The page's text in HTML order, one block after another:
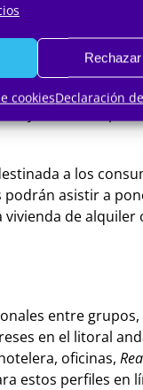
Rechazar
cookiesDeclaración
de oferta de
digital- y
fuera de la
y entidades
a los
asistir a
de
entre
en el litoral
oficinas,
estos perfiles